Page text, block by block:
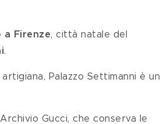
a Firenze, città natale del
.
Palazzo Settimanni è un
Gucci, che conserva le